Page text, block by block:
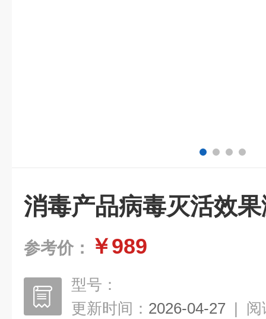
消毒产品病毒灭活效
参考价： ￥989
型号：
更新时间： 2026-04-27 | 阅